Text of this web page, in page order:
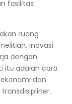
fasilitas
ruang
inovasi
dengan
itu adalah cara
dan